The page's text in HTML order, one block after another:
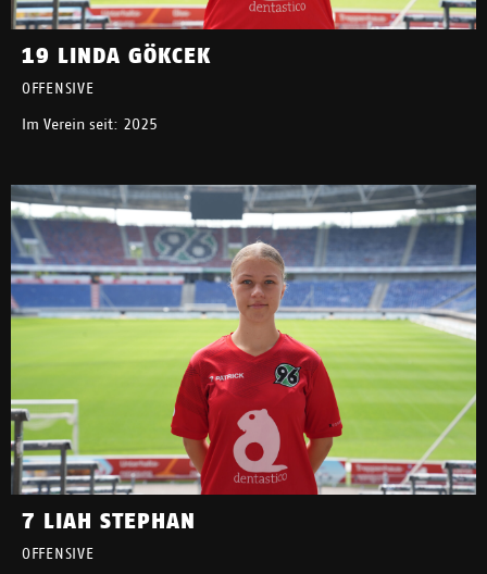
19 LINDA GÖKCEK
OFFENSIVE
Im Verein seit: 2025
7 LIAH STEPHAN
OFFENSIVE